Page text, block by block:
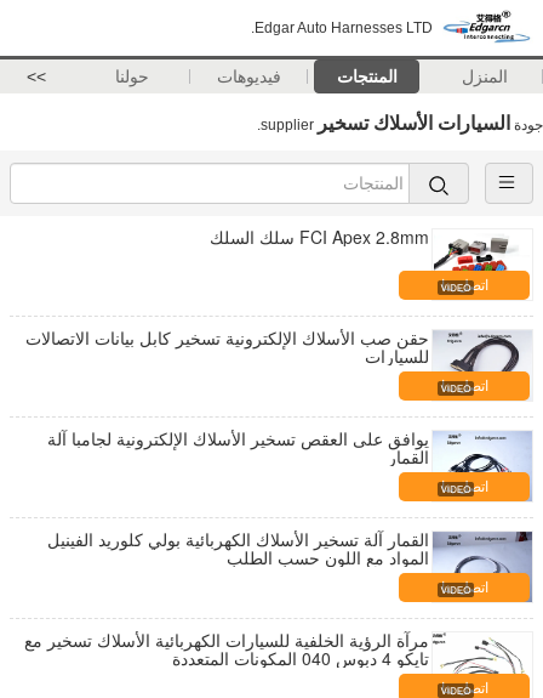
Edgar Auto Harnesses LTD.
المنزل المنتجات فيديوهات حولنا >>
جودة السيارات الأسلاك تسخير
FCI Apex 2.8mm سلك السلك
اتصل بنا
حقن صب الأسلاك الإلكترونية تسخير كابل بيانات الاتصالات
للسيارات
اتصل بنا
يوافق على العقص تسخير الأسلاك الإلكترونية لجامبا آلة
القمار
اتصل بنا
القمار آلة تسخير الأسلاك الكهربائية بولي كلوريد الفينيل
المواد مع اللون حسب الطلب
اتصل بنا
مرآة الرؤية الخلفية للسيارات الكهربائية الأسلاك تسخير مع
تايكو 4 دبوس 040 المكونات المتعددة
اتصل بنا